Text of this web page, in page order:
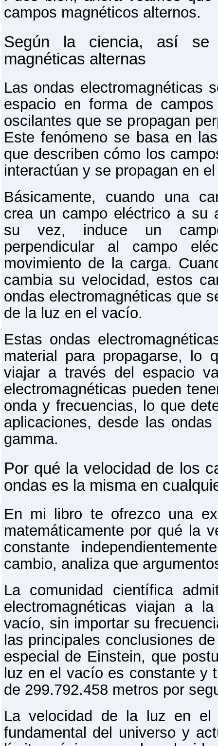
campos magnéticos alternos.
Según la ciencia, así se
magnéticas alternas
Las ondas electromagnéticas
espacio en forma de
oscilantes que se propagan
Este fenómeno se basa en
que describen cómo los
interactúan y se propagan en
Básicamente, cuando una
crea un campo eléctrico a su
su vez, induce un
perpendicular al campo
movimiento de la carga.
cambia su velocidad, estos
ondas electromagnéticas que
de la luz en el vacío.
Estas ondas
material para propagarse, lo
viajar a través del espacio
electromagnéticas pueden
onda y frecuencias, lo que
aplicaciones, desde las
gamma.
Por qué la velocidad de los
ondas es la misma en
En mi libro te ofrezco una
matemáticamente por qué la
constante
cambio, analiza que
La comunidad científica
electromagnéticas viajan a
vacío, sin importar su
las principales conclusiones
especial de Einstein, que
luz en el vacío es constante y
de 299.792.458 metros por
La velocidad de la luz en el
fundamental del universo y